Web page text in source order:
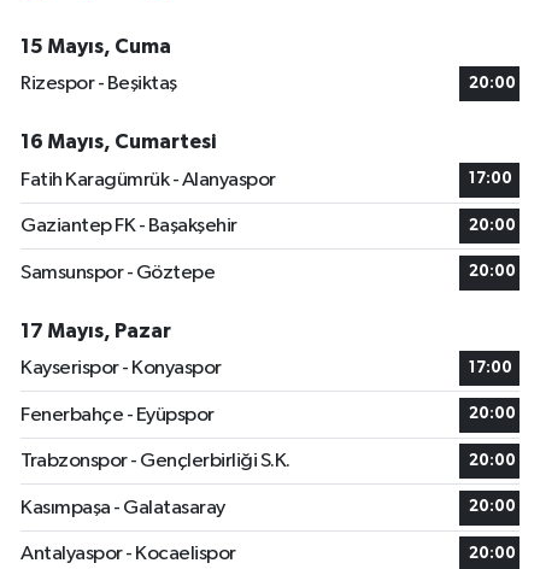
15 Mayıs, Cuma
Rizespor - Beşiktaş
20:00
16 Mayıs, Cumartesi
Fatih Karagümrük - Alanyaspor
17:00
Gaziantep FK - Başakşehir 20:00
Samsunspor - Göztepe 20:00
17 Mayıs, Pazar
Kayserispor - Konyaspor
17:00
Fenerbahçe - Eyüpspor 20:00
Trabzonspor - Gençlerbirliği S.K. 20:00
Kasımpaşa - Galatasaray 20:00
Antalyaspor - Kocaelispor 20:00